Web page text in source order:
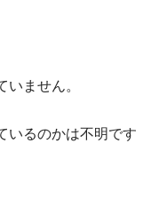
いません。
いるのかは不明です